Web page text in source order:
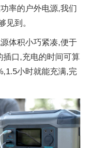
率的户外电源,我们
见到。
体积小巧紧凑,便于
插口,充电的时间可算
小时就能充满,完